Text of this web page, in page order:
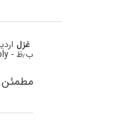
غزل
ب٫ظ - Reply